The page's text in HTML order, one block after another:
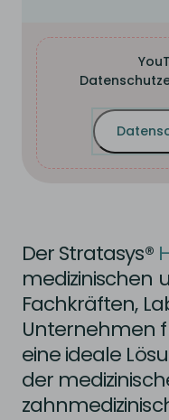
Der Stratasys®
medizinischen
Fachkräften,
Unternehmen
eine ideale
der